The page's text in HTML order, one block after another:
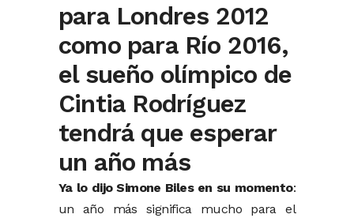
para Londres 2012
como para Río 2016,
el sueño olímpico de
Cintia Rodríguez
tendrá que esperar
un año más
Ya lo dijo Simone Biles en su momento:
un año más significa mucho para el